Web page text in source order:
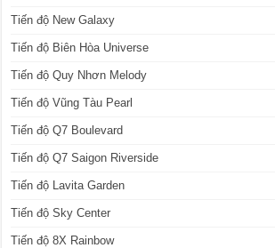
Tiến độ New Galaxy
Tiến độ Biên Hòa Universe
Tiến độ Quy Nhơn Melody
Tiến độ Vũng Tàu Pearl
Tiến độ Q7 Boulevard
Tiến độ Q7 Saigon Riverside
Tiến độ Lavita Garden
Tiến độ Sky Center
Tiến độ 8X Rainbow